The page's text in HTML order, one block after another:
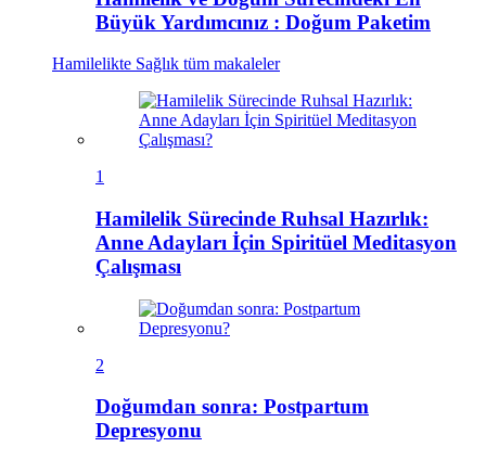
Büyük Yardımcınız : Doğum Paketim
Hamilelikte Sağlık tüm makaleler
1
Hamilelik Sürecinde Ruhsal Hazırlık:
Anne Adayları İçin Spiritüel Meditasyon
Çalışması
2
Doğumdan sonra: Postpartum
Depresyonu